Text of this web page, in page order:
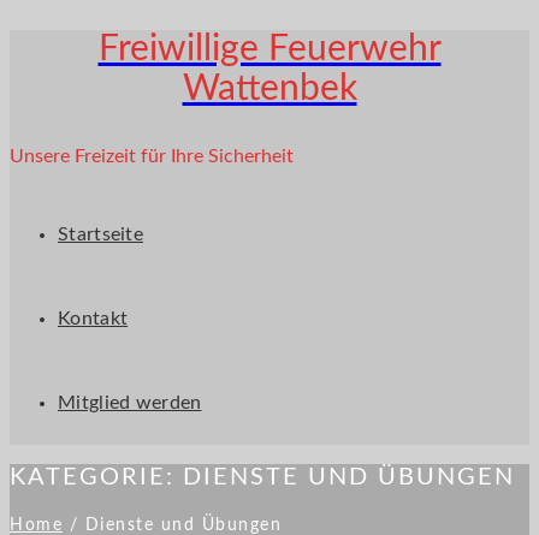
Freiwillige Feuerwehr
Wattenbek
Unsere Freizeit für Ihre Sicherheit
Startseite
Kontakt
Mitglied werden
KATEGORIE: DIENSTE UND ÜBUNGEN
Home / Dienste und Übungen